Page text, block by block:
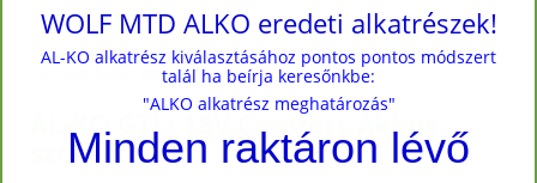
Nyitóoldal›Termékek›AL-KO›Fűszegélynyíró ›AL-KO GTLi 18V
Comfort Akkus szegélynyíró
AL-KO GTLi 18V Comfort Akkus
szegélynyíró
WOLF MTD ALKO eredeti alkatrészek!
AL-KO alkatrész kiválasztásához pontos pontos módszert
talál ha beírja keresőnkbe:
"ALKO alkatrész meghatározás"
Minden raktáron lévő